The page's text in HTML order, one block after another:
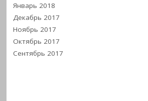
Январь 2018
Декабрь 2017
Ноябрь 2017
Октябрь 2017
Сентябрь 2017